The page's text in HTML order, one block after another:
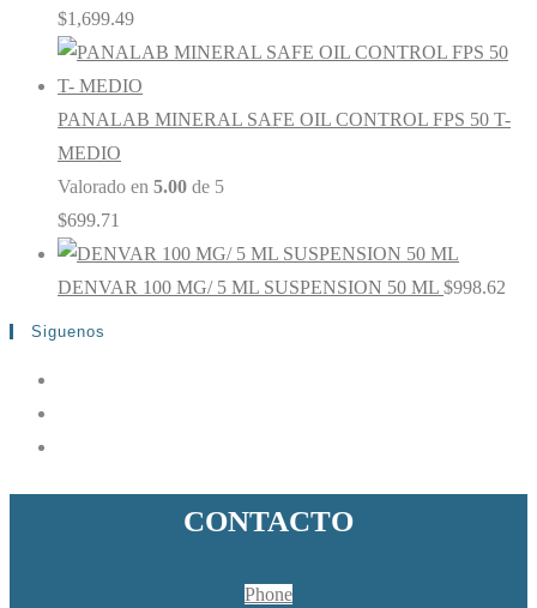
$1,699.49
PANALAB MINERAL SAFE OIL CONTROL FPS 50 T-
MEDIO
Valorado en 5.00 de 5
$699.71
DENVAR 100 MG/ 5 ML SUSPENSION 50 ML $998.62
Siguenos
CONTACTO
Phone